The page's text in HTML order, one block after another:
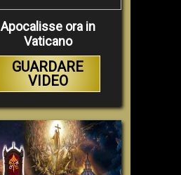
Apocalisse ora in
Vaticano
GUARDARE
VIDEO